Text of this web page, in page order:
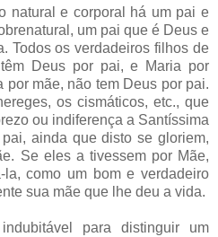
natural e corporal há um pai e
um pai que é Deus e
Todos os verdadeiros filhos de
Deus por pai, e Maria por
por mãe, não tem Deus por pai.
os cismáticos, etc., que
ou indiferença a Santíssima
ainda que disto se gloriem,
Se eles a tivessem por Mãe,
como um bom e verdadeiro
sua mãe que lhe deu a vida.
para distinguir um